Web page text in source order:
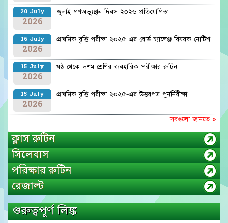
20 July
2026
জুলাই গণঅভ্যুস্থান দিবস ২০২৬ প্রতিযোগিতা
16 July
2026
প্রাথমিক বৃত্তি পরীক্ষা ২০২৫ এর বোর্ড চ্যালেঞ্জ বিষয়ক নোটিশ
15 July
2026
ষষ্ঠ থেকে দশম শ্রেণির ব্যবহারিক পরীক্ষার রুটিন
15 July
2026
প্রাথমিক বৃত্তি পরীক্ষা ২০২৫-এর উত্তরপত্র পুনর্নিরীক্ষা।
সবগুলো জানতে »
ক্লাস রুটিন
সিলেবাস
পরিক্ষার রুটিন
রেজাল্ট
গুরুত্বপূর্ণ লিঙ্ক